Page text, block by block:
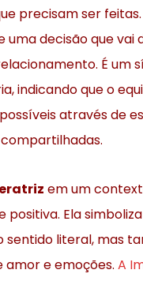
precisam ser
uma decisão que vai
É um
indicando que o
através de
em um
Ela
sentido literal, mas
amor e emoções. A